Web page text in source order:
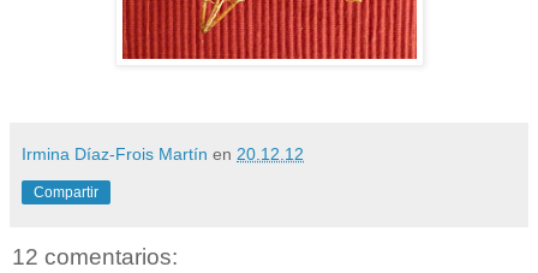
Irmina Díaz-Frois Martín en 20.12.12
Compartir
12 comentarios: